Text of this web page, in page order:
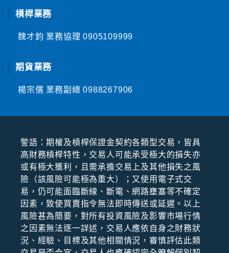
槓桿業務
魏才鈞 業務協理0905109999
期貨業務
楊宗儒 業務副總0988267906
警語：期權及槓桿保證⾦契約各類型交易，皆具
⾼財務槓桿特性，交易⼈可能承受極⼤的損失亦
或有極⼤獲利，且需承擔交易上及其他損失之風
險（該風險可能極為重⼤）；⼜使⽤電⼦式交
易，仍可能⾯臨斷線、斷電、網路壅塞等不確定
因素，致使買賣指令無法即時傳送或延遲。以上
風險甚為簡要，對所有投資風險及影響市場⾏情
之因素無法逐⼀詳述，交易⼈應依⾃⾝之財務狀
況、經驗、⽬標及其他相關情況，審慎評估此類